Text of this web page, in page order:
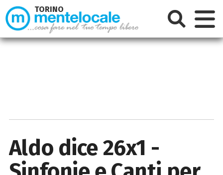
Aldo dice 26x1 -
TORINO